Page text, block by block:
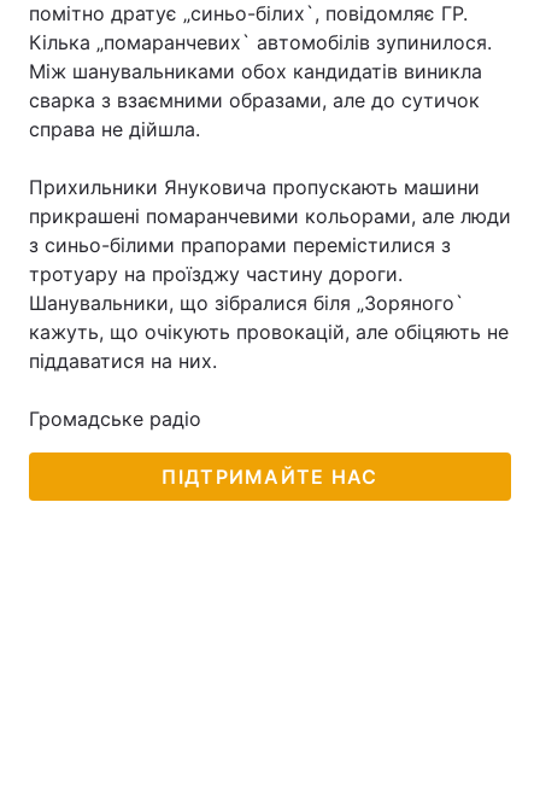
Головна
Україна Політика
Економіка Світ
Зброя Інциденти
помітно дратує „синьо-білих`, повідомляє ГР.
Кілька „помаранчевих` автомобілів зупинилося.
Між шанувальниками обох кандидатів виникла
сварка з взаємними образами, але до сутичок
справа не дійшла.
Прихильники Януковича пропускають машини
прикрашені помаранчевими кольорами, але люди
з синьо-білими прапорами перемістилися з
тротуару на проїзджу частину дороги.
Шанувальники, що зібралися біля „Зоряного`
кажуть, що очікують провокацій, але обіцяють не
піддаватися на них.
Громадське радіо
ПІДТРИМАЙТЕ НАС